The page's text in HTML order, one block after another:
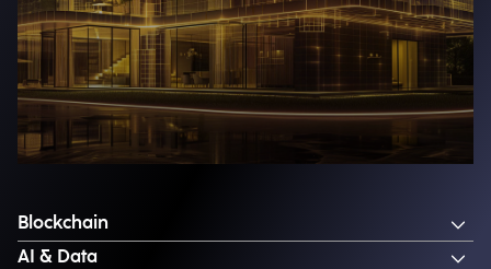
Blockchain
AI & Data